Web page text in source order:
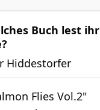
Buch lest ihr
Hiddestorfer
Flies Vol.2"